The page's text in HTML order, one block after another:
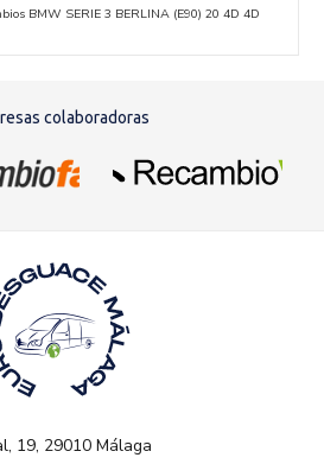
BMW SERIE 3 BERLINA (E90) 20 4D 4D
colaboradoras
19, 29010 Málaga